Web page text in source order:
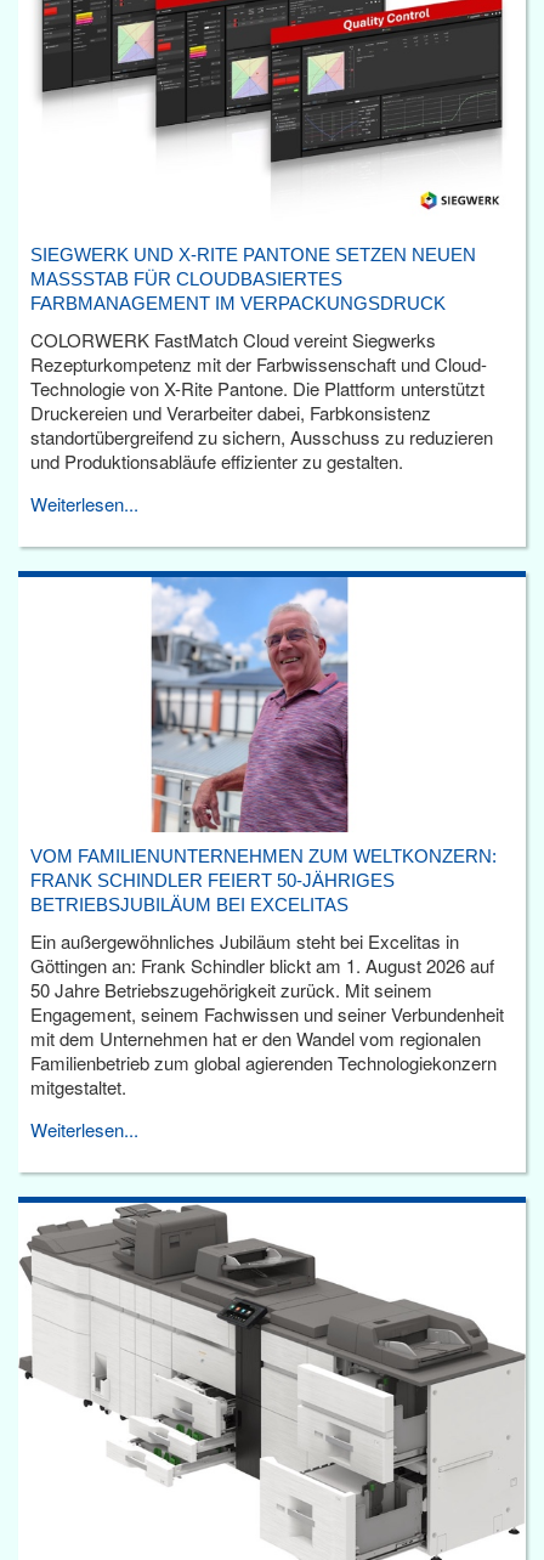
SIEGWERK UND X-RITE PANTONE SETZEN NEUEN
MASSSTAB FÜR CLOUDBASIERTES F
ARBMANAGEMENT IM VERPACKUNGSDRUCK
COLORWERK FastMatch Cloud vereint Siegwerks
Rezepturkompetenz mit der Farbwissenschaft und Cloud-
Technologie von X-Rite Pantone. Die Plattform unterstützt
Druckereien und Verarbeiter dabei, Farbkonsistenz
standortübergreifend zu sichern, Ausschuss zu reduzieren
und Produktionsabläufe effizienter zu gestalten.
Weiterlesen...
VOM FAMILIENUNTERNEHMEN ZUM WELTKONZERN:
FRANK SCHINDLER FEIERT 50-JÄHRIGES
BETRIEBSJUBILÄUM BEI EXCELITAS
Ein außergewöhnliches Jubiläum steht bei Excelitas in
Göttingen an: Frank Schindler blickt am 1. August 2026 auf
50 Jahre Betriebszugehörigkeit zurück. Mit seinem
Engagement, seinem Fachwissen und seiner Verbundenheit
mit dem Unternehmen hat er den Wandel vom regionalen
Familienbetrieb zum global agierenden Technologiekonzern
mitgestaltet.
Weiterlesen...